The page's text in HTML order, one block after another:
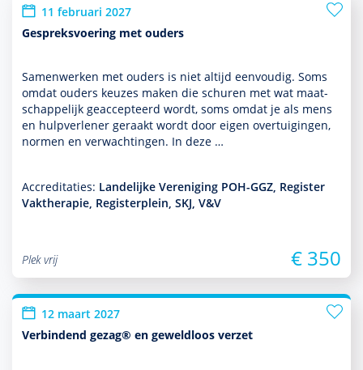
11 februari 2027
Gespreksvoering met ouders
Samenwerken met ouders is niet altijd eenvoudig. Soms
omdat ouders keuzes maken die schuren met wat maat­
schappe­lijk geaccepteerd wordt, soms omdat je als mens
en hulp­ver­le­ner geraakt wordt door eigen overtuigingen,
normen en verwachtingen. In deze …
Accreditaties: Landelijke Vereniging POH-GGZ, Register
Vaktherapie, Registerplein, SKJ, V&V
Plek vrij € 350
12 maart 2027
Verbindend gezag® en geweldloos verzet